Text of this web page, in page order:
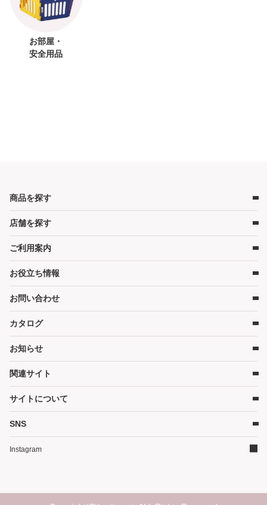
お部屋・
安全用品
商品を探す
ベビー用品
ベビーマットレス・ベビー布団
チャイルドシート
ハイローチェア・ベビーチェア
スケール・バス
お部屋・安全用品
暮らし用品
その他グッズ
ご家庭商品サイト
ランキング
店舗を探す
店舗検索
ご利用案内
レンタルの流れ
受取り方法と送料
在庫表示について
各種割引特典について
予約キャンセルについて
WEBクレジット決済について
よくあるご質問
サイトについて
お役立ち情報
キャンペーン
コラム
お問い合わせ
お問い合わせ
カタログ
カタログ請求
お知らせ
かしてネッとからのお知らせ
関連サイト
ご家庭商品サイト
イベントかしてネッと
サイトについて
サイトマップ
SNS
Instagram